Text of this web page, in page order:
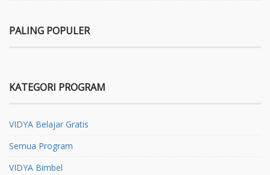
PALING POPULER
KATEGORI PROGRAM
VIDYA Belajar Gratis
Semua Program
VIDYA Bimbel